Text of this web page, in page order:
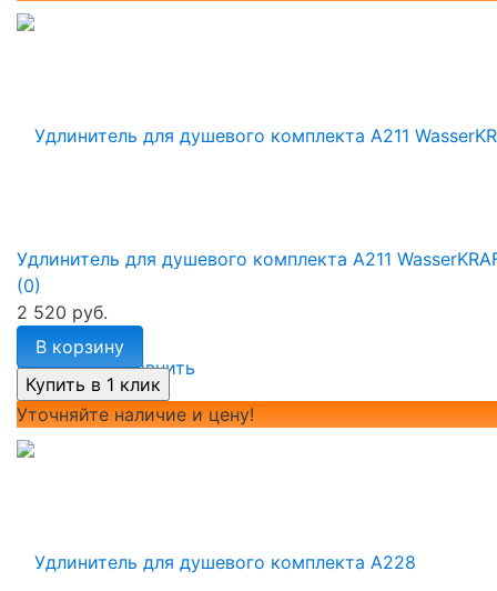
избранное сравнить
Удлинитель для душевого комплекта A211
(0)
2 520 руб.
В корзину
Уточняйте наличие и цену!